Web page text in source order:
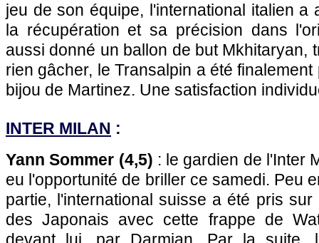
jeu de son équipe, l'international italien a
la récupération et sa précision dans
aussi donné un ballon de but Mkhitaryan,
rien gâcher, le Transalpin a été
bijou de Martinez. Une satisfaction
INTER MILAN :
Yann Sommer (4,5) : le gardien de l'Inter
eu l'opportunité de briller ce samedi. Peu
partie, l'international suisse a été pris
des Japonais avec cette frappe de